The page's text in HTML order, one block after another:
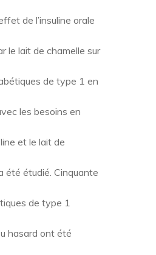
de l’insuline orale
le lait de chamelle sur
de type 1 en
les besoins en
et le lait de
été étudié. Cinquante
de type 1
hasard ont été